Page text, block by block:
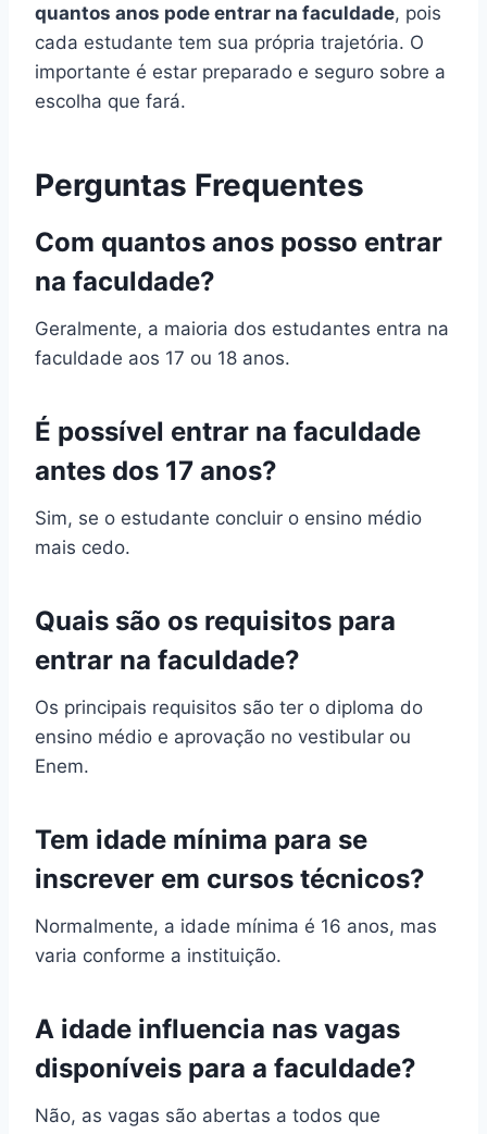
quantos anos pode entrar na faculdade, pois
cada estudante tem sua própria trajetória. O
importante é estar preparado e seguro sobre a
escolha que fará.
Perguntas Frequentes
Com quantos anos posso entrar
na faculdade?
Geralmente, a maioria dos estudantes entra na
faculdade aos 17 ou 18 anos.
É possível entrar na faculdade
antes dos 17 anos?
Sim, se o estudante concluir o ensino médio
mais cedo.
Quais são os requisitos para
entrar na faculdade?
Os principais requisitos são ter o diploma do
ensino médio e aprovação no vestibular ou
Enem.
Tem idade mínima para se
inscrever em cursos técnicos?
Normalmente, a idade mínima é 16 anos, mas
varia conforme a instituição.
A idade influencia nas vagas
disponíveis para a faculdade?
Não, as vagas são abertas a todos que